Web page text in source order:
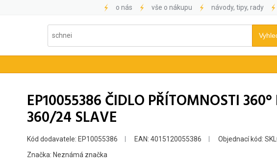
o nás vše o nákupu návody, tipy, rady
EP10055386 ČIDLO PŘÍTOMNOSTI
360/24 SLAVE
Kód dodavatele: EP10055386 EAN: 4015120055386
Objednací kód:
Značka: Neznámá značka